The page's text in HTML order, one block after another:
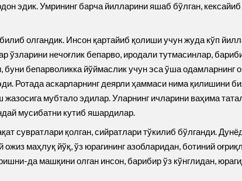
эдик. Умрининг барча йилларини яшаб бўлган,
олгандик. Инсон қартайиб қолиши учун жуда кўп
ўзларини нечоғлик бепарво, иродали тутмасинлар,
буни бепарволикка йўймаслик учун эса ўша
Ротада аскарларнинг деярли ҳаммаси нима қилишини
жазосига мубтало эдилар. Уларнинг ичларини ваҳима
мусибатни кутиб яшардилар.
сувратлари қолган, сийратлари тўкилиб бўлганди.
маҳлуқ йўқ, ўз юрагининг азобларидан, ботиний
да машқини олган инсон, барибир ўз кўнглидан,